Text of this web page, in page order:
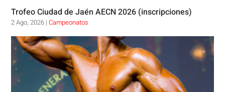
Trofeo Ciudad de Jaén AECN 2026 (inscripciones)
2 Ago, 2026 |Campeonatos